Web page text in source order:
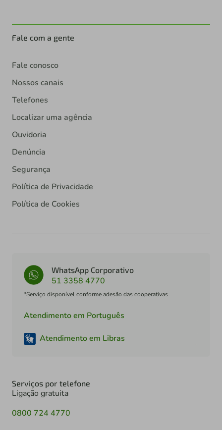
Fale com a gente
Fale conosco
Nossos canais
Telefones
Localizar uma agência
Ouvidoria
Denúncia
Segurança
Política de Privacidade
Política de Cookies
WhatsApp Corporativo
51 3358 4770
*Serviço disponível conforme adesão das cooperativas
Atendimento em Português
Atendimento em Libras
Serviços por telefone
Ligação gratuita
0800 724 4770